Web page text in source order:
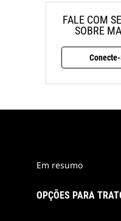
FALE COM
SOBRE
Em resumo
OPÇÕES PARA